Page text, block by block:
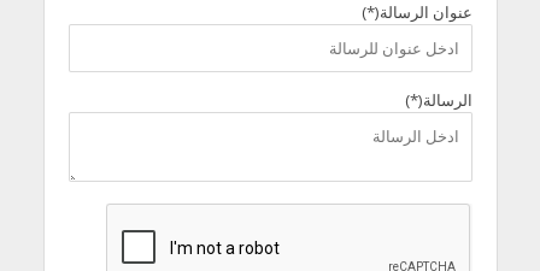
عنوان الرسالة(*)
الرسالة(*)